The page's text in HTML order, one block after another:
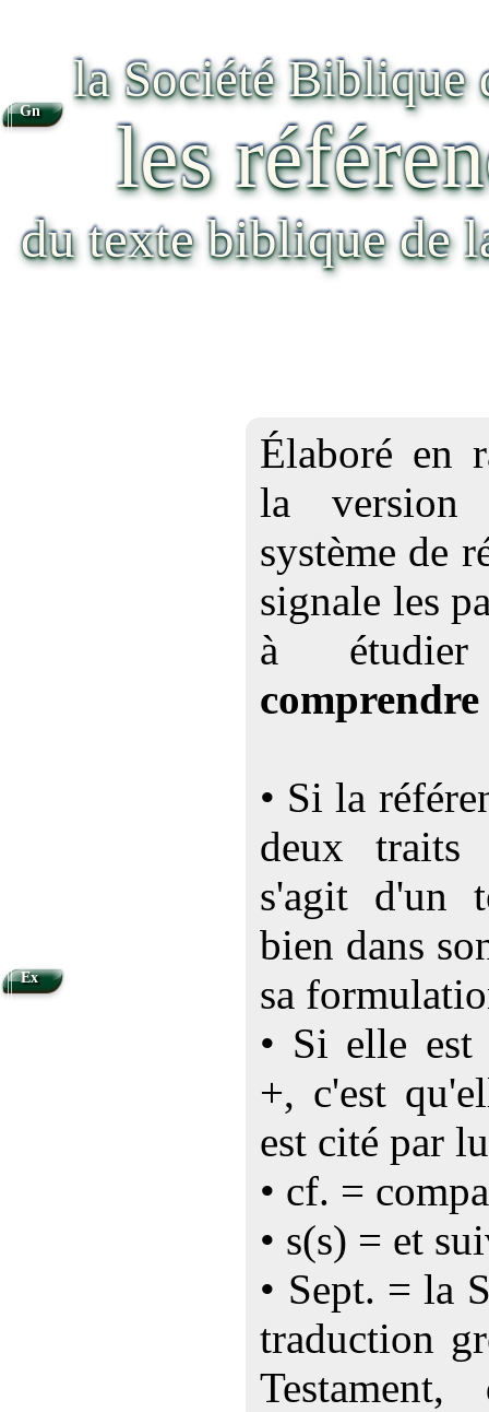
la Société Biblique
les
du texte biblique de
Élaboré en
la version
système de
signale les
à
comprendre
• Si la
deux
s'agit d'un
bien dans
sa
• Si elle est
+, c'est
est cité par
• cf. =
• s(s) = et
• Sept. = la
traduction
Gn
Ex